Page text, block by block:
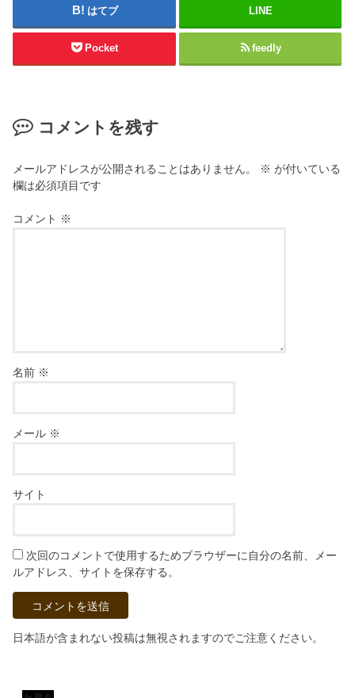
はてブ LINE
Pocket feedly
コメントを残す
メールアドレスが公開されることはありません。 ※ が付いている
欄は必須項目です
コメント ※
名前 ※
メール ※
サイト
次回のコメントで使用するためブラウザーに自分の名前、メー
ルアドレス、サイトを保存する。
日本語が含まれない投稿は無視されますのでご注意ください。